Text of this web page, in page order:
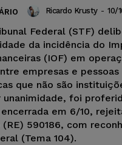
Ricardo Krusty - 10/
Federal (STF)
da incidência do
(IOF) em
empresas e
que não são
foi
em 6/10,
590186, com
(Tema 104).